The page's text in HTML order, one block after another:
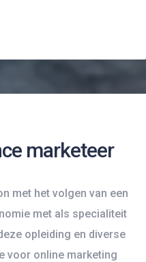
marketeer
met het volgen van een
met als specialiteit
opleiding en diverse
voor online marketing